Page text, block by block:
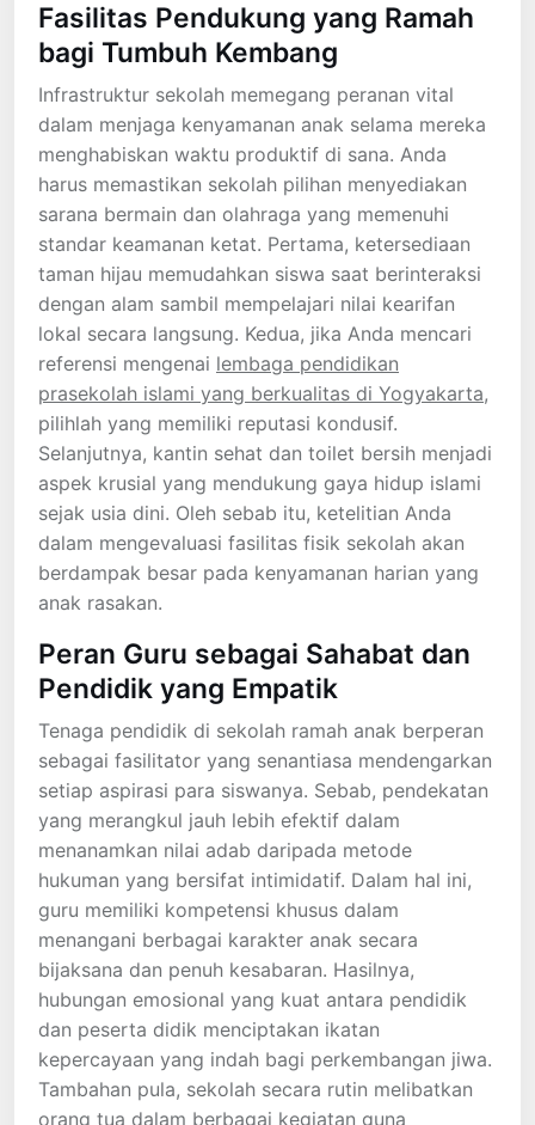
Fasilitas Pendukung yang Ramah
bagi Tumbuh Kembang
Infrastruktur sekolah memegang peranan vital
dalam menjaga kenyamanan anak selama mereka
menghabiskan waktu produktif di sana. Anda
harus memastikan sekolah pilihan menyediakan
sarana bermain dan olahraga yang memenuhi
standar keamanan ketat. Pertama, ketersediaan
taman hijau memudahkan siswa saat berinteraksi
dengan alam sambil mempelajari nilai kearifan
lokal secara langsung. Kedua, jika Anda mencari
referensi mengenai lembaga pendidikan
prasekolah islami yang berkualitas di Yogyakarta,
pilihlah yang memiliki reputasi kondusif.
Selanjutnya, kantin sehat dan toilet bersih menjadi
aspek krusial yang mendukung gaya hidup islami
sejak usia dini. Oleh sebab itu, ketelitian Anda
dalam mengevaluasi fasilitas fisik sekolah akan
berdampak besar pada kenyamanan harian yang
anak rasakan.
Peran Guru sebagai Sahabat dan
Pendidik yang Empatik
Tenaga pendidik di sekolah ramah anak berperan
sebagai fasilitator yang senantiasa mendengarkan
setiap aspirasi para siswanya. Sebab, pendekatan
yang merangkul jauh lebih efektif dalam
menanamkan nilai adab daripada metode
hukuman yang bersifat intimidatif. Dalam hal ini,
guru memiliki kompetensi khusus dalam
menangani berbagai karakter anak secara
bijaksana dan penuh kesabaran. Hasilnya,
hubungan emosional yang kuat antara pendidik
dan peserta didik menciptakan ikatan
kepercayaan yang indah bagi perkembangan jiwa.
Tambahan pula, sekolah secara rutin melibatkan
orang tua dalam berbagai kegiatan guna